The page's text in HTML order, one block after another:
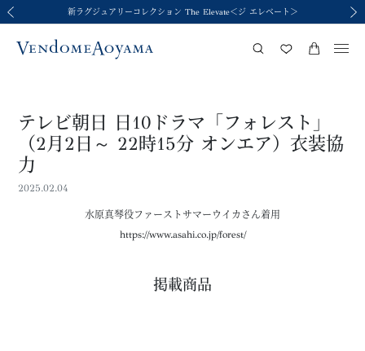
2026年春夏コレクション Brise-légère
令和8年熊本地震の影響による荷物のお届けについて
新ラグジュアリーコレクション The Elevate＜ジ エレベート＞
2026年春夏コレクション Brise-légère
令和8年熊本地震の影響による荷物のお届けについて
テレビ朝日 日10ドラマ「フォレスト」
（2月2日～ 22時15分 オンエア）衣装協
力
2025.02.04
水原真琴役ファーストサマーウイカさん着用
https://www.asahi.co.jp/forest/
掲載商品